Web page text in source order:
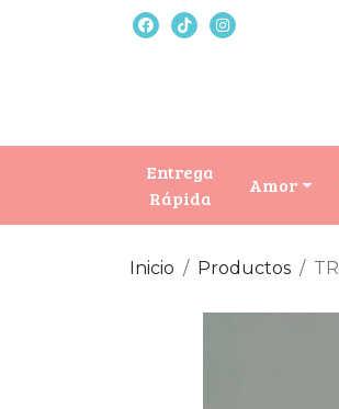
Entrega
Rápida
Amor
Inicio Productos